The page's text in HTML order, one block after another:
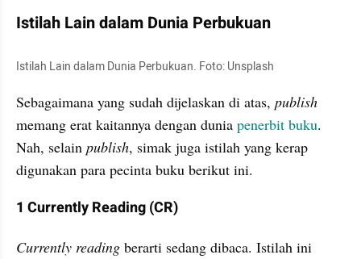
Istilah Lain dalam Dunia Perbukuan
Istilah Lain dalam Dunia Perbukuan. Foto: Unsplash
Sebagaimana yang sudah dijelaskan di atas, publish
memang erat kaitannya dengan dunia penerbit buku.
Nah, selain publish, simak juga istilah yang kerap
digunakan para pecinta buku berikut ini.
1 Currently Reading (CR)
Currently reading berarti sedang dibaca. Istilah ini